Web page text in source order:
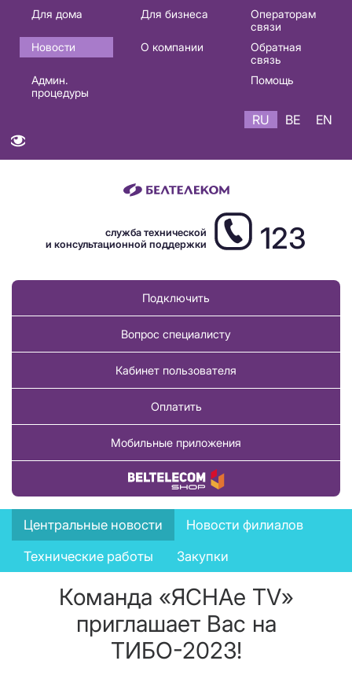
Основная
навигация
RU
Для дома Для бизнеса
Операторам
связи
Новости
О компании
Обратная
связь
Админ.
процедуры
Помощь
RU BE EN
служба технической
и консультационной поддержки
123
Подключить
Вопрос специалисту
Кабинет пользователя
Оплатить
Мобильные приложения
Купить товар
News
menu
Центральные новости
Новости филиалов
Технические работы
Закупки
Команда «ЯСНАе ТV»
приглашает Вас на
ТИБО-2023!